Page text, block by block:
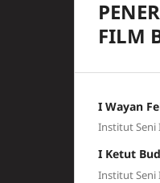
FILM
I Wayan
Institut Seni
I Ketut
Institut Seni